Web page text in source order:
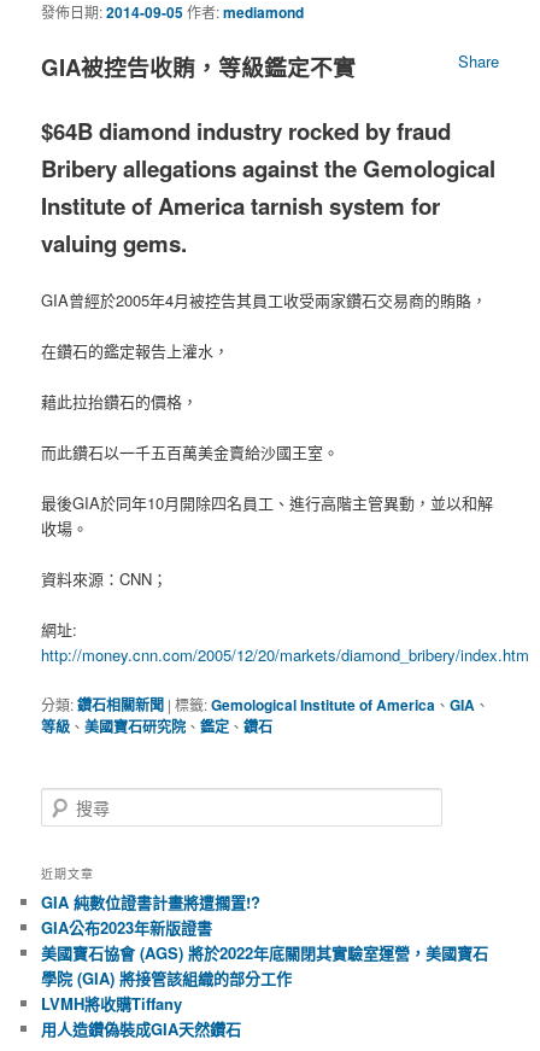
發佈日期:2014-09-05作者:mediamond
Share
GIA被控告收賄，等級鑑定不實
$64B diamond industry rocked by fraud
Bribery allegations against the Gemological
Institute of America tarnish system for
valuing gems.
GIA曾經於2005年4月被控告其員工收受兩家鑽石交易商的賄賂，
在鑽石的鑑定報告上灌水，
藉此拉抬鑽石的價格，
而此鑽石以一千五百萬美金賣給沙國王室。
最後GIA於同年10月開除四名員工、進行高階主管異動，並以和解
收場。
資料來源：CNN；
網址:
http://money.cnn.com/2005/12/20/markets/diamond_bribery/index.htm
分類:鑽石相關新聞 |標籤:Gemological Institute of America 、GIA 、
等級 、美國寶石研究院 、鑑定 、鑽石
搜
尋
近期文章
GIA 純數位證書計畫將遭擱置!?
GIA公布2023年新版證書
美國寶石協會 (AGS) 將於2022年底關閉其實驗室運營，美國寶石
學院 (GIA) 將接管該組織的部分工作
LVMH將收購Tiffany
用人造鑽偽裝成GIA天然鑽石